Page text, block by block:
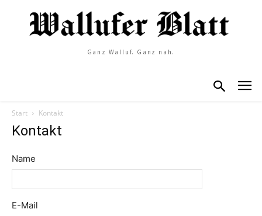
Ganz Walluf. Ganz nah.
Start Kontakt
Kontakt
Name
E-Mail